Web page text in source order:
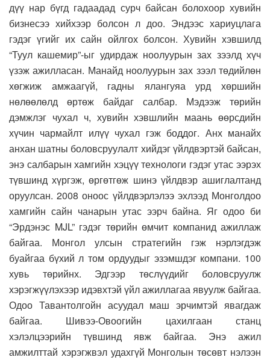
дүү нар бүгд гадаадад сурч байсан болохоор хувийн
бизнесээ хийхээр болсон л доо. Эндээс хариуцлага
гэдэг үгийг их сайн ойлгох болсон. Хувийн хэвшилд
“Туул кашемир”-ыг удирдаж ноолуурын зах зээлд хүч
үзэж ажилласан. Манайд ноолуурын зах зээл төдийлөн
хөгжиж амжаагүй, гадны ялангуяа урд хөршийн
нөлөөлөлд өртөж байдаг салбар. Мэдээж төрийн
дэмжлэг чухал ч, хувийн хэвшлийн маань өөрсдийн
хүчин чармайлт илүү чухал гэж боддог. Анх манайх
анхан шатны боловсруулалт хийдэг үйлдвэртэй байсан,
энэ салбарын хамгийн хэцүү технологи гэдэг утас ээрэх
түвшинд хүргэж, өргөтгөж шинэ үйлдвэр ашиглалтанд
оруулсан. 2008 оноос үйлдвэрлэлээ эхлээд Монголдоо
хамгийн сайн чанарын утас ээрч байна. Яг одоо би
“Эрдэнэс MJL” гэдэг төрийн өмчит компанид ажиллаж
байгаа. Монгол улсын стратегийн гэж нэрлэгдэж
буайгаа бүхий л том ордуудыг эзэмшдэг компани. 100
хувь төрийнх. Эдгээр төслүүдийг боловсруулж
хэрэгжүүлэхээр идэвхтэй үйл ажиллагаа явуулж байгаа.
Одоо Тавантолгойн асуудал маш эрчимтэй явагдаж
байгаа. Шивээ-Овоогийн цахилгаан станц
хэлэлцээрийн түвшинд явж байгаа. Энэ ажил
амжилттай хэрэгжвэл удахгүй Монголын төсөвт нэлээн